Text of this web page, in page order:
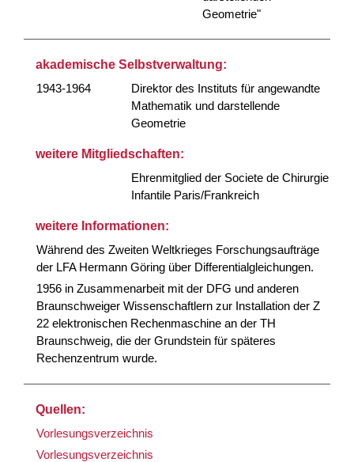
Geometrie"
akademische Selbstverwaltung:
1943-1964
Direktor des Instituts für angewandte
Mathematik und darstellende
Geometrie
weitere Mitgliedschaften:
Ehrenmitglied der Societe de Chirurgie
Infantile Paris/Frankreich
weitere Informationen:
Während des Zweiten Weltkrieges Forschungsaufträge
der LFA Hermann Göring über Differentialgleichungen.
1956 in Zusammenarbeit mit der DFG und anderen
Braunschweiger Wissenschaftlern zur Installation der Z
22 elektronischen Rechenmaschine an der TH
Braunschweig, die der Grundstein für späteres
Rechenzentrum wurde.
Quellen:
Vorlesungsverzeichnis
Vorlesungsverzeichnis